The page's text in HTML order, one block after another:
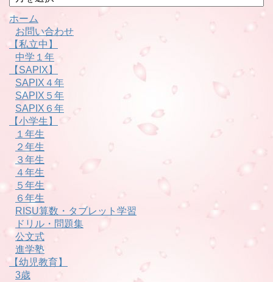
別
ホーム
お問い合わせ
【私立中】
中学１年
【SAPIX】
SAPIX４年
SAPIX５年
SAPIX６年
【小学生】
１年生
２年生
３年生
４年生
５年生
６年生
RISU算数・タブレット学習
ドリル・問題集
公文式
進学塾
【幼児教育】
3歳